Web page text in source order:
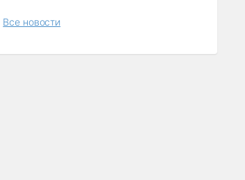
Все новости